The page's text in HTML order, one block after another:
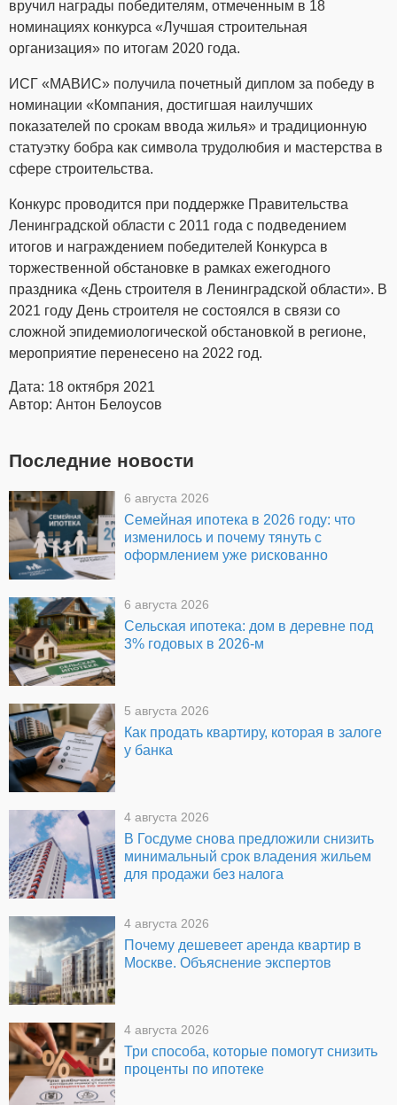
вручил награды победителям, отмеченным в 18
номинациях конкурса «Лучшая строительная
организация» по итогам 2020 года.
ИСГ «МАВИС» получила почетный диплом за победу в
номинации «Компания, достигшая наилучших
показателей по срокам ввода жилья» и традиционную
статуэтку бобра как символа трудолюбия и мастерства в
сфере строительства.
Конкурс проводится при поддержке Правительства
Ленинградской области с 2011 года с подведением
итогов и награждением победителей Конкурса в
торжественной обстановке в рамках ежегодного
праздника «День строителя в Ленинградской области». В
2021 году День строителя не состоялся в связи со
сложной эпидемиологической обстановкой в регионе,
мероприятие перенесено на 2022 год.
Дата: 18 октября 2021
Автор: Антон Белоусов
Последние новости
6 августа 2026
Семейная ипотека в 2026 году: что
изменилось и почему тянуть с
оформлением уже рискованно
6 августа 2026
Сельская ипотека: дом в деревне под
3% годовых в 2026-м
5 августа 2026
Как продать квартиру, которая в залоге
у банка
4 августа 2026
В Госдуме снова предложили снизить
минимальный срок владения жильем
для продажи без налога
4 августа 2026
Почему дешевеет аренда квартир в
Москве. Объяснение экспертов
4 августа 2026
Три способа, которые помогут снизить
проценты по ипотеке